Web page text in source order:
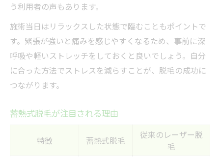
う利用者の声もあります。
施術当日はリラックスした状態で臨むこともポイントで
す。緊張が強いと痛みを感じやすくなるため、事前に深
呼吸や軽いストレッチをしておくと良いでしょう。自分
に合った方法でストレスを減らすことが、脱毛の成功に
つながります。
蓄熱式脱毛が注目される理由
特徴 蓄熱式脱毛
従来のレーザー脱
毛